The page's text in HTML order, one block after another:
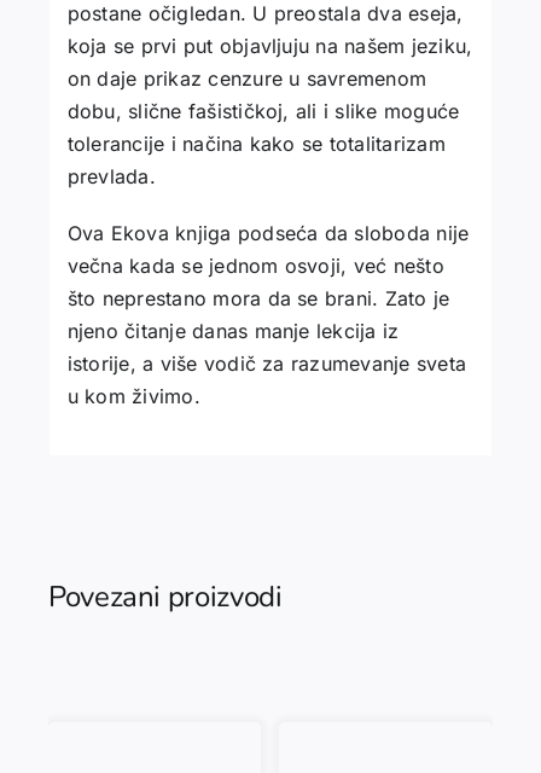
postane očigledan. U preostala dva eseja,
koja se prvi put objavljuju na našem jeziku,
on daje prikaz cenzure u savremenom
dobu, slične fašističkoj, ali i slike moguće
tolerancije i načina kako se totalitarizam
prevlada.
Ova Ekova knjiga podseća da sloboda nije
večna kada se jednom osvoji, već nešto
što neprestano mora da se brani. Zato je
njeno čitanje danas manje lekcija iz
istorije, a više vodič za razumevanje sveta
u kom živimo.
Povezani proizvodi